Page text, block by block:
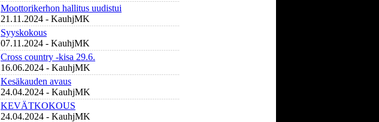
Moottorikerhon hallitus uudistui
21.11.2024 - KauhjMK
Syyskokous
07.11.2024 - KauhjMK
Cross country -kisa 29.6.
16.06.2024 - KauhjMK
Kesäkauden avaus
24.04.2024 - KauhjMK
KEVÄTKOKOUS
24.04.2024 - KauhjMK